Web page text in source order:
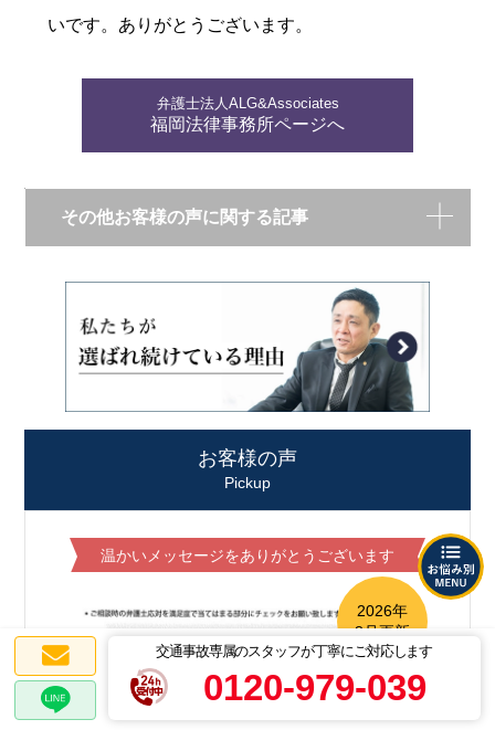
交通事故専属のスタッフが丁寧にご対応します
0120-979-039
いです。ありがとうございます。
弁護士法人ALG&Associates
福岡法律事務所ページへ
その他お客様の声に関する記事
お客様の声
Pickup
温かいメッセージをありがとうございます
2026年
8月更新